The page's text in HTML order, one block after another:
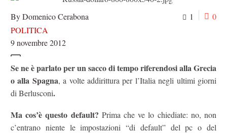
1 0
By Domenico Cerabona
POLITICA
9 novembre 2012
Se ne è parlato per un sacco di tempo riferendosi alla Grecia
o alla Spagna, a volte addirittura per l’Italia negli ultimi giorni
di Berlusconi.
Ma cos’è questo default? Prima che ve lo chiediate: no, non
c’entrano niente le impostazioni “di default” del pc o del